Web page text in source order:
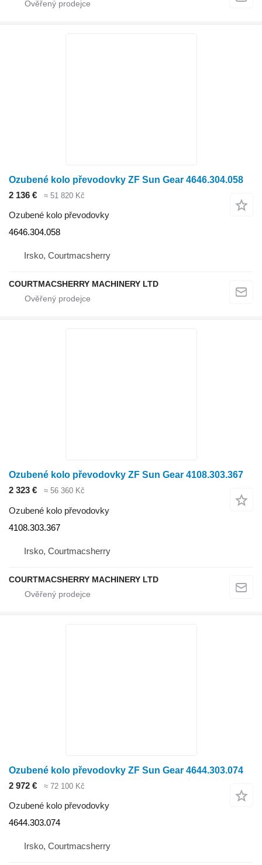
Ozubené kolo převodovky ZF Sun Gear 4646.304.058
2 136 €
≈ 51 820 Kč
Ozubené kolo převodovky
4646.304.058
Irsko, Courtmacsherry
COURTMACSHERRY MACHINERY LTD
Ozubené kolo převodovky ZF Sun Gear 4108.303.367
2 323 €
≈ 56 360 Kč
Ozubené kolo převodovky
4108.303.367
Irsko, Courtmacsherry
COURTMACSHERRY MACHINERY LTD
Ozubené kolo převodovky ZF Sun Gear 4644.303.074
2 972 €
≈ 72 100 Kč
Ozubené kolo převodovky
4644.303.074
Irsko, Courtmacsherry